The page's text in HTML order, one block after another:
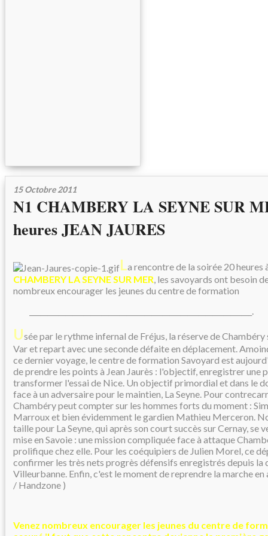
15 Octobre 2011
N1 CHAMBERY LA SEYNE SUR
heures JEAN JAURES
La rencontre de la soirée 20 heures
CHAMBERY LA SEYNE SUR MER, les savoyards ont besoin
nombreux encourager les jeunes du centre de formation
______________________________________________________________.
Usée par le rythme infernal de Fréjus, la réserve de Chambéry
Var et repart avec une seconde défaite en déplacement.
ce dernier voyage, le centre de formation Savoyard est
de prendre les points à Jean Jaurès : l'objectif, enregistrer une
transformer l'essai de Nice. Un objectif primordial et dans le
face à un adversaire pour le maintien, La Seyne. Pour
Chambéry peut compter sur les hommes forts du moment :
Marroux et bien évidemment le gardien Mathieu Merceron.
taille pour La Seyne, qui après son court succès sur Cernay, se
mise en Savoie : une mission compliquée face à attaque
prolifique chez elle. Pour les coéquipiers de Julien Morel, ce
confirmer les très nets progrès défensifs enregistrés depuis
Villeurbanne. Enfin, c'est le moment de reprendre la marche
/ Handzone )
Venez nombreux encourager les jeunes du centre de